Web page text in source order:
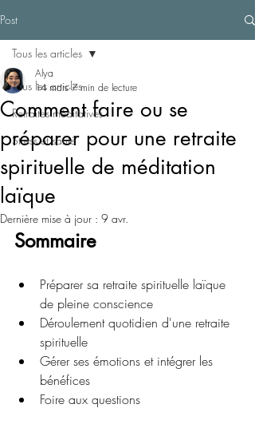
Post
Tous les articles
Retraites méditatives
Stress et santé
Tous les articles
Comment faire ou se
préparer pour une retraite
spirituelle de méditation
laïque
Alya
14 mars 7 min de lecture
Dernière mise à jour : 9 avr.
Sommaire
Préparer sa retraite spirituelle laïque
de pleine conscience
Déroulement quotidien d'une retraite
spirituelle
Gérer ses émotions et intégrer les
bénéfices
Foire aux questions